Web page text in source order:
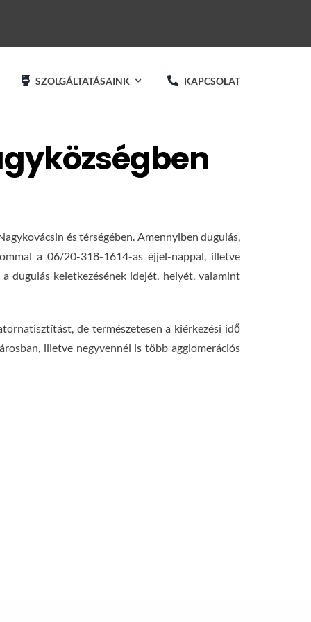
SZOLGÁLTATÁSAINK KAPCSOLAT
és térségében. Amennyiben dugulás,
a 06/20-318-1614-as éjjel-nappal, illetve
dugulás keletkezésének idejét, helyét, valamint
de természetesen a kiérkezési idő
illetve negyvennél is több agglomerációs